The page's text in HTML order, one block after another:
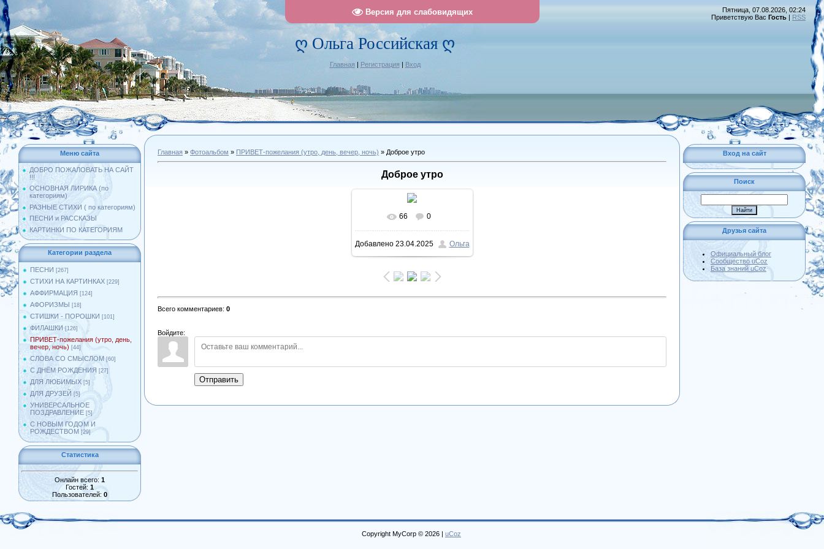
Версия для слабовидящих
ღ Ольга Российская ღ
Главная | Регистрация | Вход
Пятница, 07.08.2026, 02:24
Приветствую Вас Гость | RSS
Меню сайта
ДОБРО ПОЖАЛОВАТЬ НА САЙТ
!!!
ОСНОВНАЯ ЛИРИКА (по
категориям)
РАЗНЫЕ СТИХИ ( по категориям)
ПЕСНИ и РАССКАЗЫ
КАРТИНКИ ПО КАТЕГОРИЯМ
Категории раздела
ПЕСНИ [267]
СТИХИ НА КАРТИНКАХ [229]
АФФИРМАЦИЯ [124]
АФОРИЗМЫ [18]
СТИШКИ - ПОРОШКИ [101]
ФИЛАШКИ [126]
ПРИВЕТ-пожелания (утро, день,
вечер, ночь) [44]
СЛОВА СО СМЫСЛОМ [60]
С ДНЁМ РОЖДЕНИЯ [27]
ДЛЯ ЛЮБИМЫХ [5]
ДЛЯ ДРУЗЕЙ [5]
УНИВЕРСАЛЬНОЕ
ПОЗДРАВЛЕНИЕ [5]
С НОВЫМ ГОДОМ И
РОЖДЕСТВОМ [29]
Статистика
Онлайн всего: 1
Гостей: 1
Пользователей: 0
Главная » Фотоальбом » ПРИВЕТ-пожелания (утро, день, вечер, ночь) » Доброе утро
Доброе утро
В реальном размере
1057x1269/ 161.5Kb
66 0
Добавлено23.04.2025 Ольга
Всего комментариев: 0
Войдите:
Отправить
Вход на сайт
Поиск
Друзья сайта
Официальный блог
Сообщество uCoz
База знаний uCoz
Copyright MyCorp © 2026 | uCoz